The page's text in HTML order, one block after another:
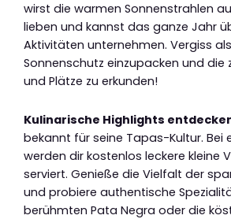
wirst die warmen Sonnenstrahlen
lieben und kannst das ganze Jahr
Aktivitäten unternehmen. Vergiss
Sonnenschutz einzupacken und die
und Plätze zu erkunden!
Kulinarische Highlights
bekannt für seine Tapas-Kultur. Bei
werden dir kostenlos leckere kleine
serviert. Genieße die Vielfalt der
und probiere authentische
berühmten Pata Negra oder die